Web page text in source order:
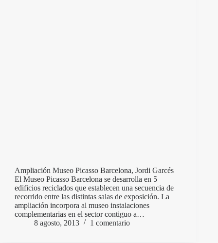
Ampliación Museo Picasso Barcelona, Jordi Garcés
El Museo Picasso Barcelona se desarrolla en 5
edificios reciclados que establecen una secuencia de
recorrido entre las distintas salas de exposición. La
ampliación incorpora al museo instalaciones
complementarias en el sector contiguo a…
8 agosto, 2013
1 comentario